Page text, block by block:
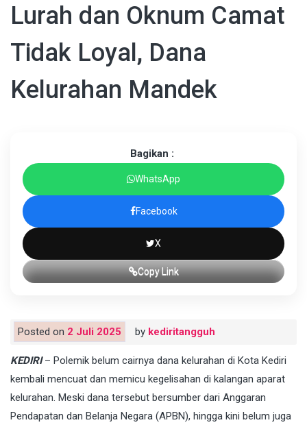
Lurah dan Oknum Camat
Tidak Loyal, Dana
Kelurahan Mandek
Bagikan :
WhatsApp
Facebook
X
Copy Link
Posted on 2 Juli 2025 by kediritangguh
KEDIRI– Polemik belum cairnya dana kelurahan di Kota Kediri
kembali mencuat dan memicu kegelisahan di kalangan aparat
kelurahan. Meski dana tersebut bersumber dari Anggaran
Pendapatan dan Belanja Negara (APBN), hingga kini belum juga